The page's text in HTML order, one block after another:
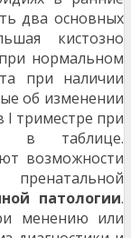
два основных
кистозно
нормальном
при наличии
об изменении
I триместре при
в таблице.
возможности
патологии.
менению или